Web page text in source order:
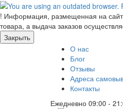
! Информация, размещенная на
товара, а выдача заказов
Закрыть
О нас
Блог
Отзывы
Адреса
Контакты
Ежедневно 09:00 -